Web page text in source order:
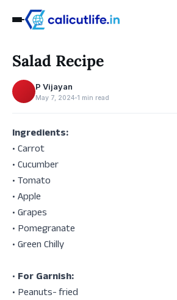
‹
Food
Salad Recipe
P Vijayan
May 7, 2024 1 min read
Ingredients:
• Carrot
• ⁠Cucumber
• ⁠Tomato
• ⁠Apple
• ⁠Grapes
• ⁠Pomegranate
• ⁠Green Chilly
• For Garnish:
• ⁠Peanuts- fried